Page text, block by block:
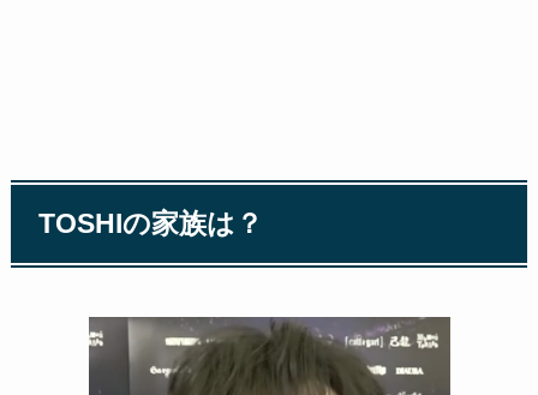
TOSHIの家族は？